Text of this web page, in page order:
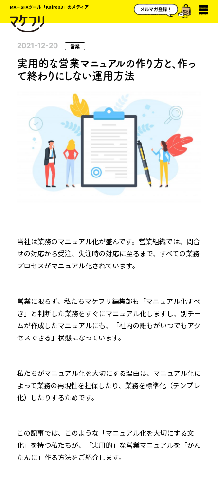
MA＋SFAツール「Kairos3」のメディア
2021-12-20 営業
実用的な営業マニュアルの作り方と、作っ
て終わりにしない運用方法
当社は業務のマニュアル化が盛んです。営業組織では、問合
せの対応から受注、失注時の対応に至るまで、すべての業務
プロセスがマニュアル化されています。
営業に限らず、私たちマケフリ編集部も「マニュアル化すべ
き」と判断した業務をすぐにマニュアル化しますし、別チー
ムが作成したマニュアルにも、「社内の誰もがいつでもアク
セスできる」状態になっています。
私たちがマニュアル化を大切にする理由は、マニュアル化に
よって業務の再現性を担保したり、業務を標準化（テンプレ
化）したりするためです。
この記事では、このような「マニュアル化を大切にする文
化」を持つ私たちが、「実用的」な営業マニュアルを「かん
たんに」作る方法をご紹介します。